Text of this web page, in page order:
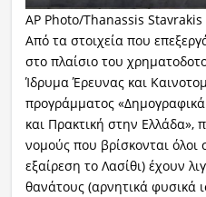
AP Photo/Thanassis Stavrakis
Από τα στοιχεία που
στο πλαίσιο του
Ίδρυμα Έρευνας και
προγράμματος
και Πρακτική στην Ελλάδα»,
νομούς που βρίσκονται
εξαίρεση το Λασίθι) έχουν
θανάτους (αρνητικά φυσικά